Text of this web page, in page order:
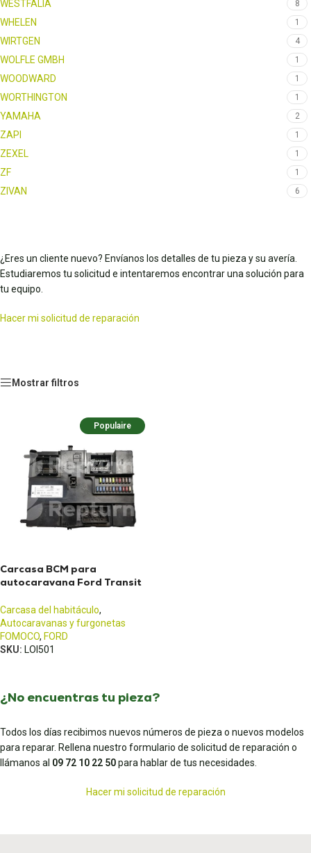
WESTFALIA 8
WHELEN 1
WIRTGEN 4
WOLFLE GMBH 1
WOODWARD 1
WORTHINGTON 1
YAMAHA 2
ZAPI 1
ZEXEL 1
ZF 1
ZIVAN 6
¿Eres un cliente nuevo? Envíanos los detalles de tu pieza y su avería.
Estudiaremos tu solicitud e intentaremos encontrar una solución para
tu equipo.
Hacer mi solicitud de reparación
Mostrar filtros
Populaire
Carcasa BCM para
autocaravana Ford Transit
Carcasa del habitáculo,
Autocaravanas y furgonetas
FOMOCO, FORD
SKU: LOI501
¿No encuentras tu pieza?
Todos los días recibimos nuevos números de pieza o nuevos modelos
para reparar. Rellena nuestro formulario de solicitud de reparación o
llámanos al 09 72 10 22 50para hablar de tus necesidades.
Hacer mi solicitud de reparación